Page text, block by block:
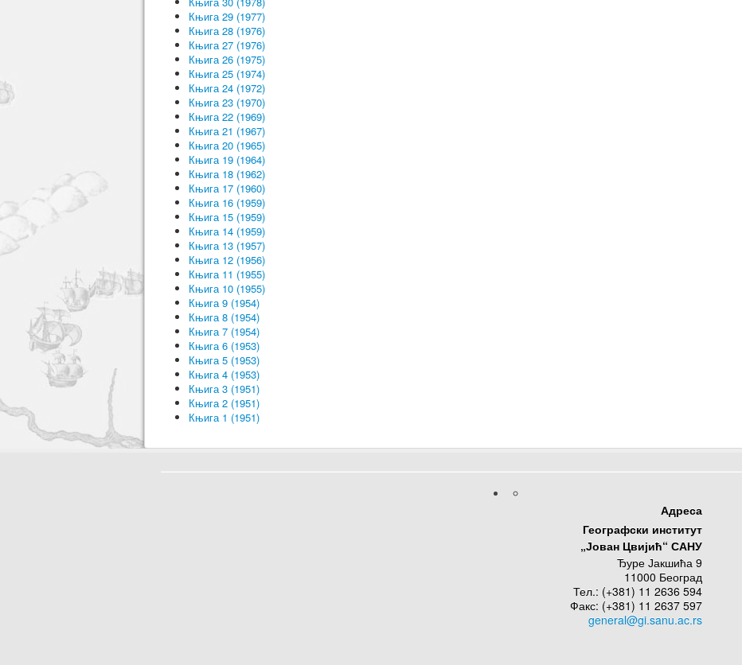
Књига 29 (1977)
Књига 28 (1976)
Књига 27 (1976)
Књига 26 (1975)
Књига 25 (1974)
Књига 24 (1972)
Књига 23 (1970)
Књига 22 (1969)
Књига 21 (1967)
Књига 20 (1965)
Књига 19 (1964)
Књига 18 (1962)
Књига 17 (1960)
Књига 16 (1959)
Књига 15 (1959)
Књига 14 (1959)
Књига 13 (1957)
Књига 12 (1956)
Књига 11 (1955)
Књига 10 (1955)
Књига 9 (1954)
Књига 8 (1954)
Књига 7 (1954)
Књига 6 (1953)
Књига 5 (1953)
Књига 4 (1953)
Књига 3 (1951)
Књига 2 (1951)
Књига 1 (1951)
Адреса
Географски институт
„Јован Цвијић“ САНУ
Ђуре Јакшића 9
11000 Београд
Тел.: (+381) 11 2636 594
Факс: (+381) 11 2637 597